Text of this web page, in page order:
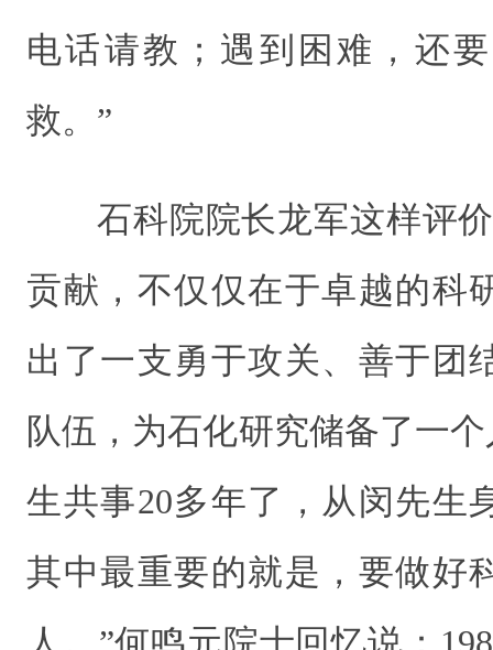
电话请教；遇到困难，还
救。”
石科院院长龙军这样评
贡献，不仅仅在于卓越的科
出了一支勇于攻关、善于团
队伍，为石化研究储备了一
生共事20多年了，从闵先生
其中最重要的就是，要做好